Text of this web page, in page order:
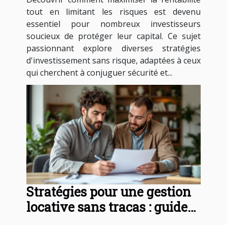
tout en limitant les risques est devenu
essentiel pour nombreux investisseurs
soucieux de protéger leur capital. Ce sujet
passionnant explore diverses stratégies
d'investissement sans risque, adaptées à ceux
qui cherchent à conjuguer sécurité et...
Stratégies pour une gestion
locative sans tracas : guide